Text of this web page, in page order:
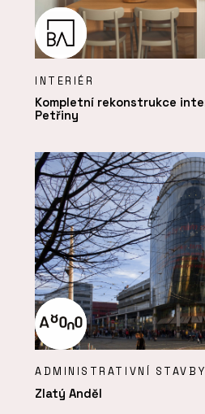
INTERIÉR
Kompletní rekonstrukce
Petřiny
ADMINISTRATIVNÍ STAVBY
Zlatý Anděl